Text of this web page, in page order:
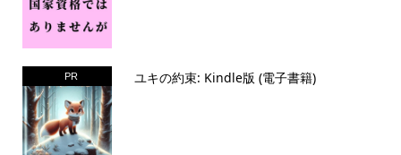
PR ユキの約束: Kindle版 (電子書籍)